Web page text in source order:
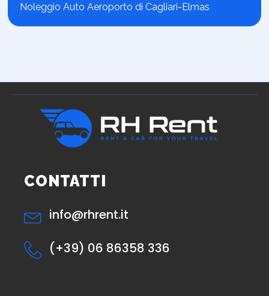
Noleggio Auto Aeroporto di Cagliari-Elmas
CONTATTI
info@rhrent.it
(+39) 06 86358 336